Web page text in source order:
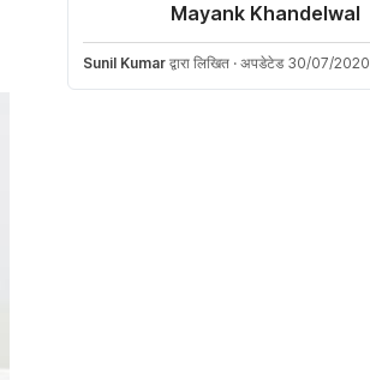
Mayank Khandelwal
Sunil Kumar द्वारा लिखित · अपडेटेड 30/07/2020